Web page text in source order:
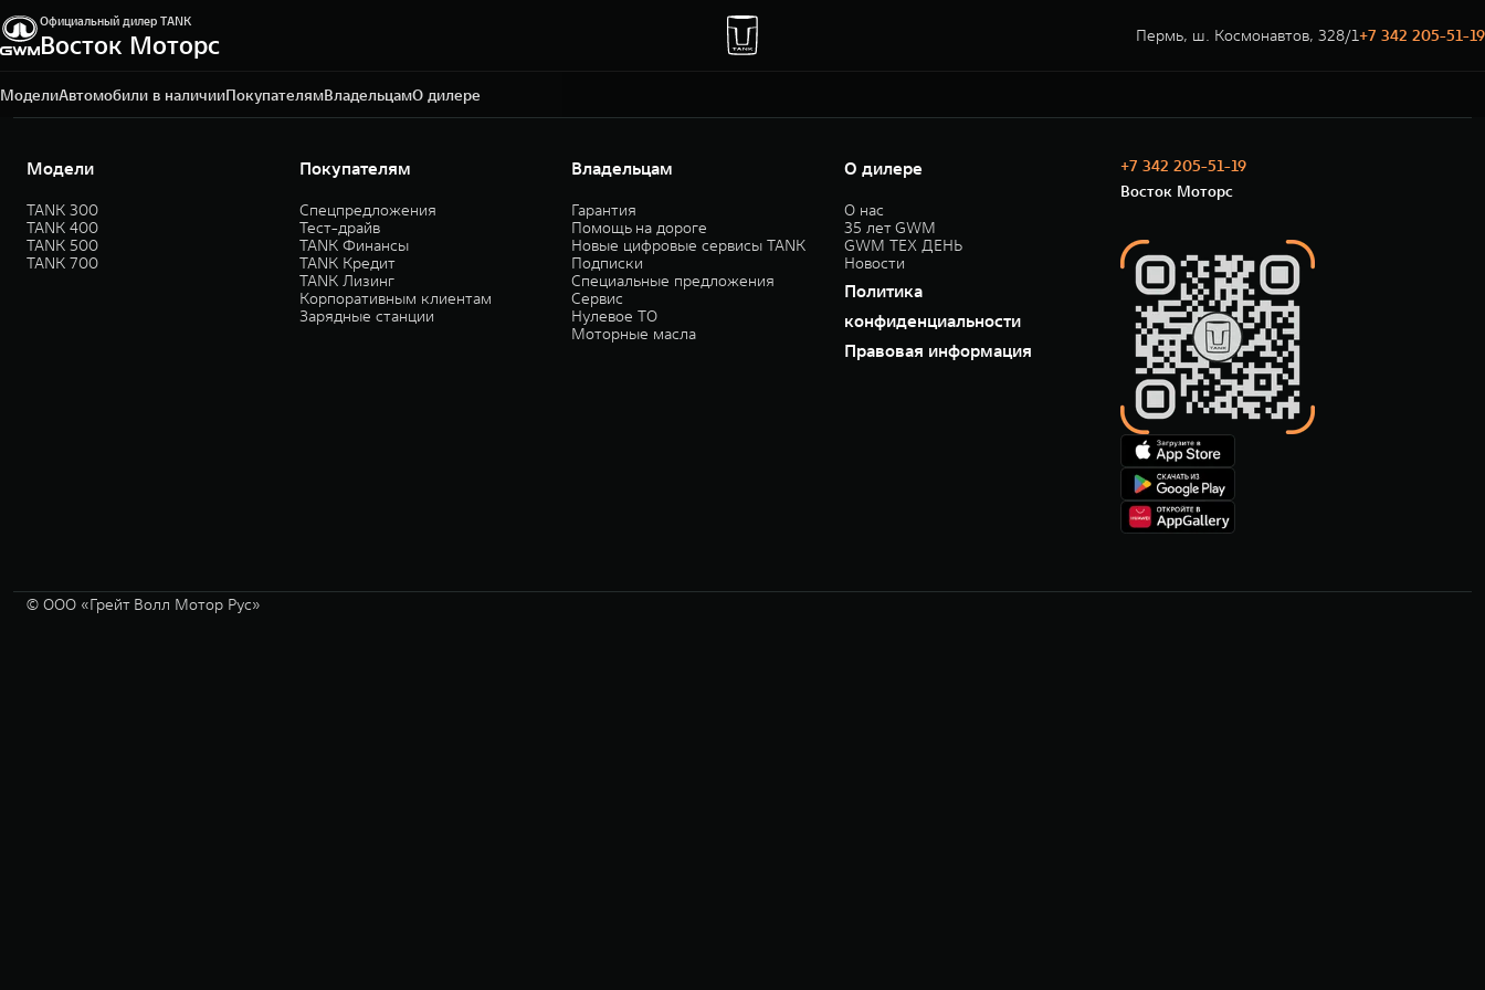
Официальный дилер TANK
Восток Моторс Пермь, ш. Космонавтов, 328/1+7 342 205-51-19
МоделиАвтомобили в наличииПокупателямВладельцамО дилере
Пермь, ш. Космонавтов, 328/1
+7 342 205-51-19
Модели
TANK 300
TANK 400
TANK 500
TANK 700
Покупателям
Спецпредложения
Тест-драйв
TANK Финансы
TANK Кредит
TANK Лизинг
Корпоративным клиентам
Зарядные станции
Владельцам
Гарантия
Помощь на дороге
Новые цифровые сервисы TANK
Подписки
Специальные предложения
Сервис
Нулевое ТО
Моторные масла
О дилере
О нас
35 лет GWM
GWM ТЕХ ДЕНЬ
Новости
Политика
конфиденциальности
Правовая информация
+7 342 205-51-19
Восток Моторс
© ООО «Грейт Волл Мотор Рус»